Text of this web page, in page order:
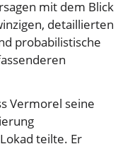
mit dem Blick
detaillierten
probabilistische
Vermorel seine
teilte. Er